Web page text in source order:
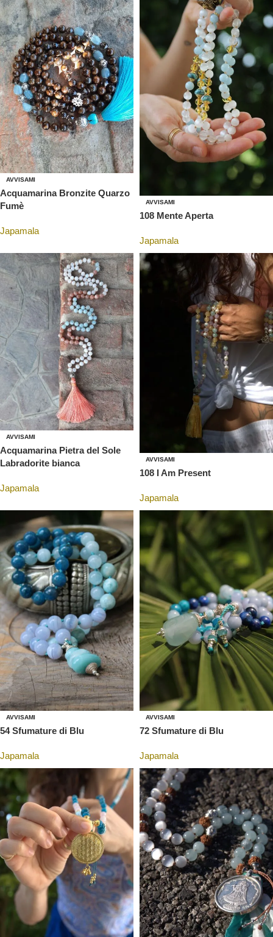
AVVISAMI
Acquamarina Bronzite Quarzo
Fumè
Japamala
AVVISAMI
108 Mente Aperta
Japamala
AVVISAMI
Acquamarina Pietra del Sole
Labradorite bianca
Japamala
AVVISAMI
108 I Am Present
Japamala
AVVISAMI
54 Sfumature di Blu
Japamala
AVVISAMI
72 Sfumature di Blu
Japamala